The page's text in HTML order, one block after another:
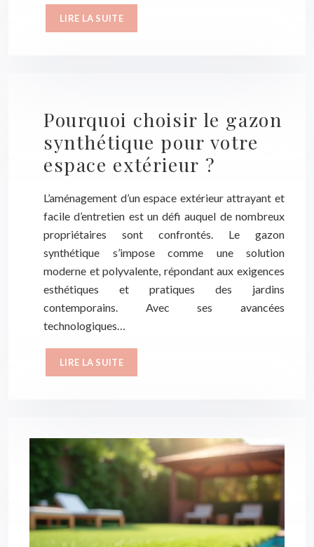
LIRE LA SUITE
Pourquoi choisir le gazon
synthétique pour votre
espace extérieur ?
L’aménagement d’un espace extérieur attrayant et
facile d’entretien est un défi auquel de nombreux
propriétaires sont confrontés. Le gazon
synthétique s’impose comme une solution
moderne et polyvalente, répondant aux exigences
esthétiques et pratiques des jardins
contemporains. Avec ses avancées
technologiques…
LIRE LA SUITE